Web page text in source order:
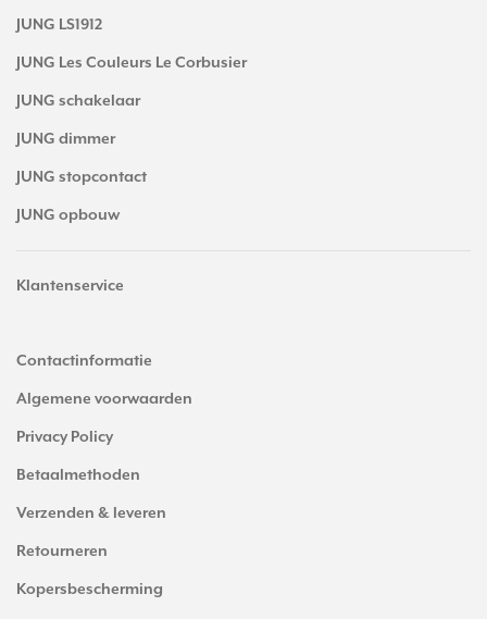
JUNG LS1912
JUNG Les Couleurs Le Corbusier
JUNG schakelaar
JUNG dimmer
JUNG stopcontact
JUNG opbouw
Klantenservice
Contactinformatie
Algemene voorwaarden
Privacy Policy
Betaalmethoden
Verzenden & leveren
Retourneren
Kopersbescherming